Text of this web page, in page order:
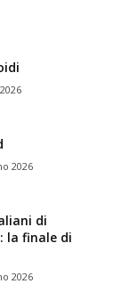
2026
di
la finale di
2026